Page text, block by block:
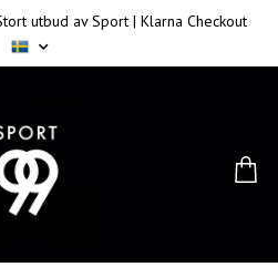
utbud av Sport | Klarna Checkout